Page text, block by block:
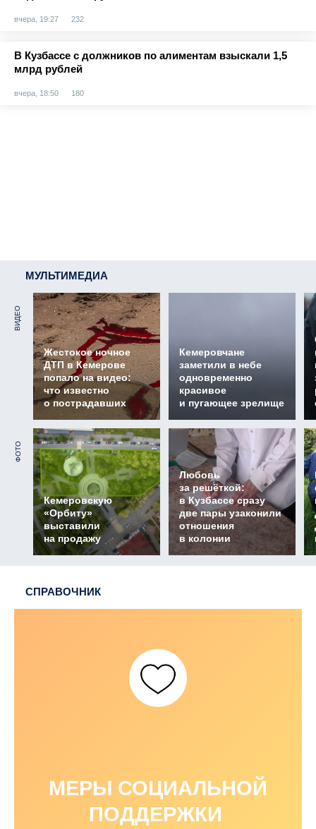
вчера, 19:27 232
В Кузбассе с должников по алиментам взыскали 1,5
млрд рублей
вчера, 18:50 180
МУЛЬТИМЕДИА
ВИДЕО
Жестокое ночное
ДТП в Кемерове
попало на видео:
что известно
о пострадавших
Кемеровчане
заметили в небе
одновременно
красивое
и пугающее зрелище
ФОТО
Кемеровскую
«Орбиту»
выставили
на продажу
Любовь
за решёткой:
в Кузбассе сразу
две пары узаконили
отношения
в колонии
СПРАВОЧНИК
МЕРЫ СОЦИАЛЬНОЙ
ПОДДЕРЖКИ